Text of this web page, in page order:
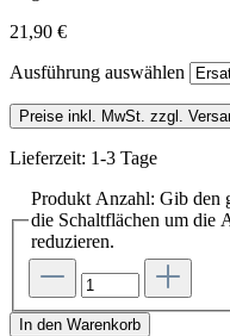
21,90 €
Ausführung auswählen
Preise inkl. MwSt. zzgl.
Lieferzeit: 1-3 Tage
Produkt Anzahl: Gib den
die Schaltflächen um die
reduzieren.
In den Warenkorb